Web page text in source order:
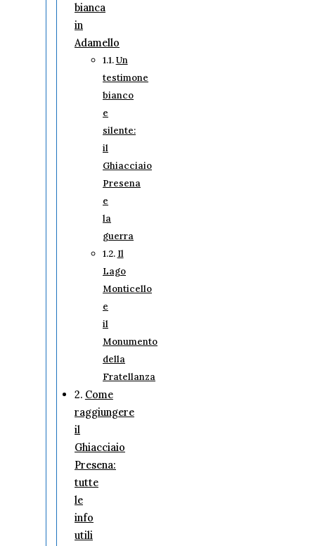
bianca
in
Adamello
Un
testimone
bianco
e
silente:
il
Ghiacciaio
Presena
e
la
guerra
Il
Lago
Monticello
e
il
Monumento
della
Fratellanza
Come
raggiungere
il
Ghiacciaio
Presena:
tutte
le
info
utili